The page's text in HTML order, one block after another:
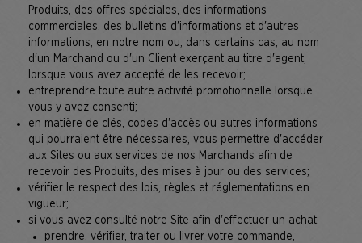
Produits, des offres spéciales, des informations
commerciales, des bulletins d'informations et d'autres
informations, en notre nom ou, dans certains cas, au nom
d'un Marchand ou d'un Client exerçant au titre d'agent,
lorsque vous avez accepté de les recevoir;
entreprendre toute autre activité promotionnelle lorsque
vous y avez consenti;
en matière de clés, codes d'accès ou autres informations
qui pourraient être nécessaires, vous permettre d'accéder
aux Sites ou aux services de nos Marchands afin de
recevoir des Produits, des mises à jour ou des services;
vérifier le respect des lois, règles et réglementations en
vigueur;
si vous avez consulté notre Site afin d'effectuer un achat:
prendre, vérifier, traiter ou livrer votre commande,